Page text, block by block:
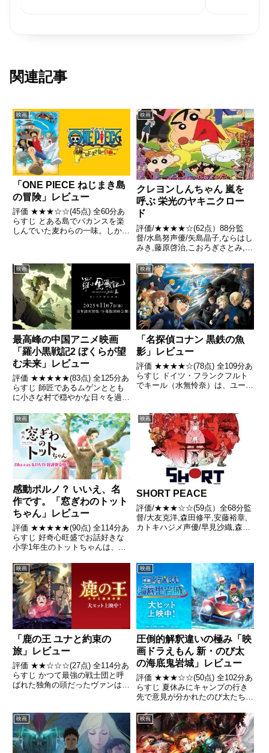
関連記事
映画
「ONE PIECE ねじまき島
の冒険」レビュー
評価 ★★★☆☆(45点) 全60分あ
らすじ とある島でバカンスを楽
しんでいた麦わらの一味。しかし
映画
クレヨンしんちゃん 嵐を
呼ぶ 栄光のヤキニクロー
ド
評価/★★★★☆(62点）88分監
督/水島努声優/矢島晶子,ならはし
みき,藤原啓治,こおろぎさとみ,真
き感想はこちらあらすじある朝の
野原家、いつもに輪をかけて貧相
な朝食に、とてもご機嫌斜めなし
んのすけ達。だがそ...
映画
最高峰の中国アニメ映画
「羅小黒戦記2 ぼくらが望
む未来」レビュー
評価 ★★★★★(83点) 全125分あ
らすじ 師匠であるムゲンととも
に小さな村で穏やかな日々を過ご
る時、とある会館への襲撃事件
が、長きにわたって保たれていた
妖精の世界の平和を脅かす。 引
用- Wikipedi...
映画
「名探偵コナン 黒鉄の魚
影」レビュー
評価 ★★★★☆(78点) 全109分あ
らすじ ドイツ・フランクフルト
でキール（水無怜奈）は、ユーロ
めつつも彼女を逃がそうとする
が、ジンが背後からキールの肩ご
とニーナを撃ち抜いて殺...
映画
感動ポルノ？ いいえ、名
作です。「窓ぎわのトット
ちゃん」レビュー
評価 ★★★★★(90点) 全114分あ
らすじ 好奇心旺盛でお話好きな
小学1年生のトットちゃんは、落
退学させられてしまう。東京・自
由が丘にあるトモエ学園に通うこ
とになったトットちゃんは、恩師
となる小林校長先生と...
映画
SHORT PEACE
評価/★★★☆☆(59点）全68分監
督/大友克洋,森田修平,安藤裕章,
カトキハジメ声優/早見沙織,森田
要鎮」、森田修平監督「九十
九」、安藤裕章監督...
映画
「鹿の王 ユナと約束の
旅」レビュー
評価 ★★☆☆☆(27点) 全114分あ
らすじ かつて最強の戦士団と呼
ばれた独角の頭だったヴァンはツ
Wikipedia
映画
圧倒的解釈違いの極み「映
画ドラえもん 新・のび太
の海底鬼岩城」レビュー
評価 ★★★☆☆(50点) 全102分あ
らすじ 夏休みにキャンプの行き
先で意見が分かれたのび太たち
中でキャンプをすることになる。
引用- Wikipedia
映画 映画